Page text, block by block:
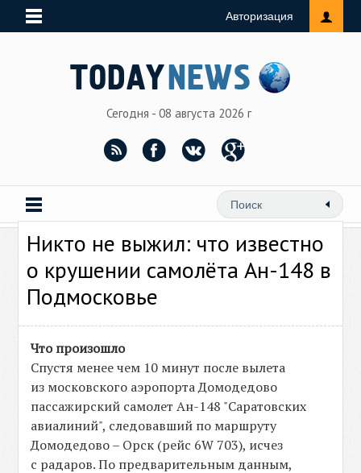
Авторизация
Сегодня - 08 августа 2026 г
Никто не выжил: что известно
о крушении самолёта Ан-148 в
Подмосковье
Что произошло
Спустя менее чем 10 минут после вылета
из московского аэропорта Домодедово
пассажирский самолет Ан-148 "Саратовских
авиалиний", следовавший по маршруту
Домодедово – Орск (рейс 6W 703), исчез
с радаров. По предварительным данным,